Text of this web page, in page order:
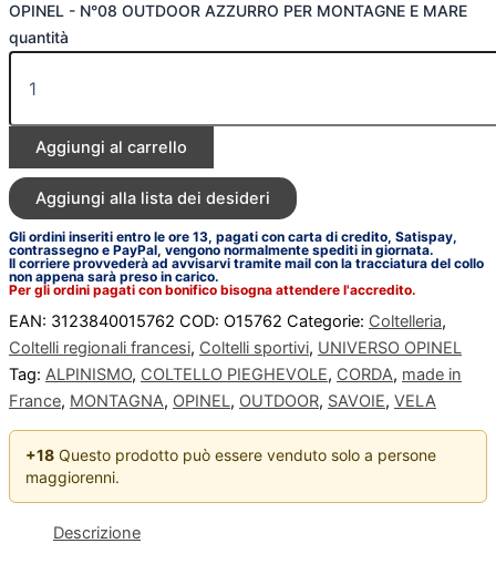
OPINEL - N°08 OUTDOOR AZZURRO PER MONTAGNE E MARE
quantità
Aggiungi al carrello
Aggiungi alla lista dei desideri
Gli ordini inseriti entro le ore 13, pagati con carta di credito, Satispay,
contrassegno e PayPal, vengono normalmente spediti in giornata.
Il corriere provvederà ad avvisarvi tramite mail con la tracciatura del collo
non appena sarà preso in carico.
Per gli ordini pagati con bonifico bisogna attendere l'accredito.
EAN: 3123840015762 COD: O15762 Categorie: Coltelleria,
Coltelli regionali francesi, Coltelli sportivi, UNIVERSO OPINEL
Tag: ALPINISMO, COLTELLO PIEGHEVOLE, CORDA, made in
France, MONTAGNA, OPINEL, OUTDOOR, SAVOIE, VELA
+18 Questo prodotto può essere venduto solo a persone
maggiorenni.
Descrizione